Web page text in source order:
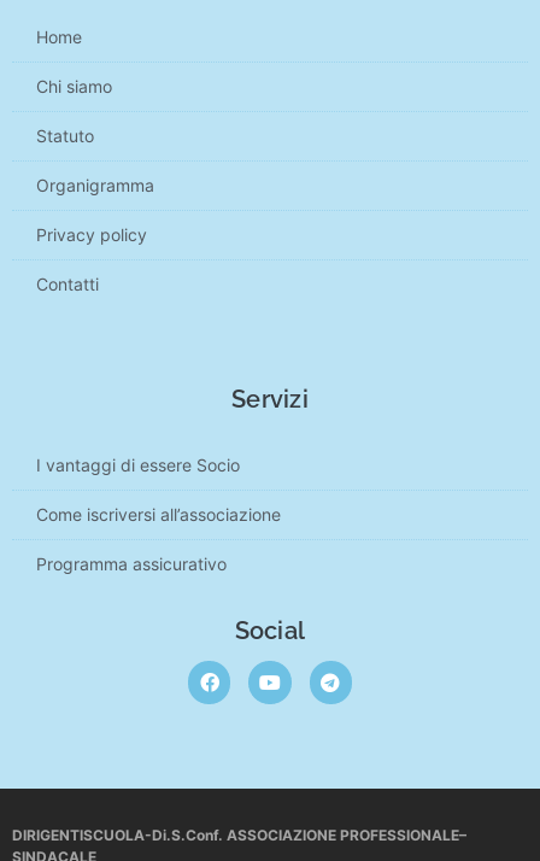
Home
Chi siamo
Statuto
Organigramma
Privacy policy
Contatti
Servizi
I vantaggi di essere Socio
Come iscriversi all’associazione
Programma assicurativo
Social
DIRIGENTISCUOLA-Di.S.Conf. ASSOCIAZIONE PROFESSIONALE–
SINDACALE